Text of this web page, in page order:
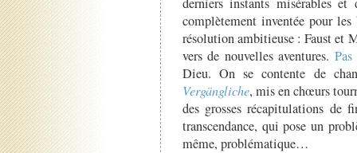
complètement inventée pour
résolution ambitieuse : Faust et
vers de nouvelles aventures.
Dieu. On se contente de
Vergängliche, mis en chœurs
des grosses récapitulations de
transcendance, qui pose un
même, problématique…